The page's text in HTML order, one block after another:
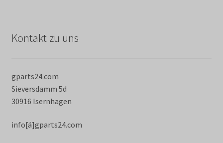
Kontakt zu uns
gparts24.com
Sieversdamm 5d
30916 Isernhagen
info[ä]gparts24.com